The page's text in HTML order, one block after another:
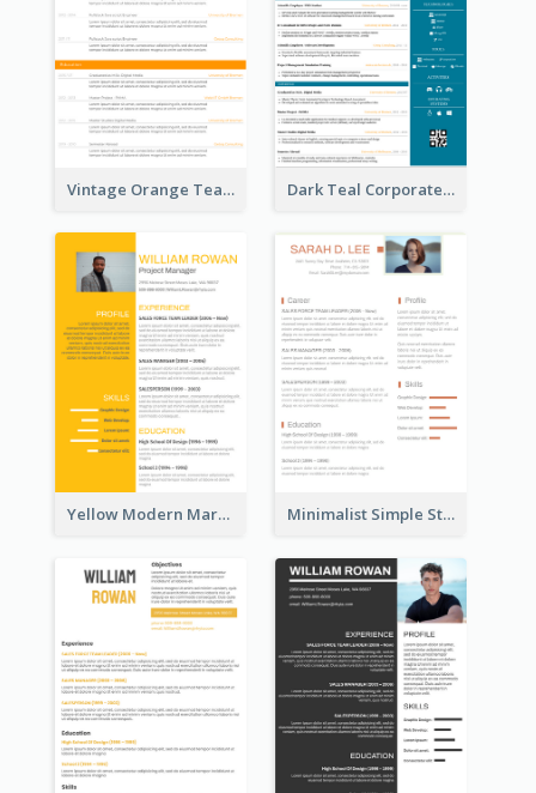
Vintage Orange Teacher Resume Dark Teal Corporate Resume
Yellow Modern Marketing Consultant Resume Minimalist Simple Student Resume